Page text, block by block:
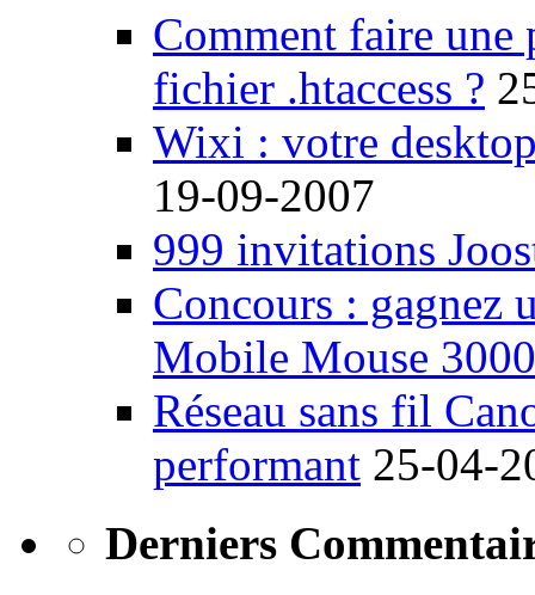
Comment faire une
fichier .htaccess ?
Wixi : votre
19-09-2007
999 invitations
Concours : gagnez
Mobile Mouse 3000
Réseau sans fil
performant 25-04-
Derniers